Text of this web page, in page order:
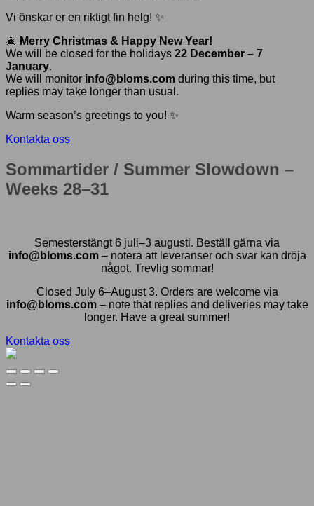
Vi önskar er en riktigt fin helg! ✨
🎄 Merry Christmas & Happy New Year!
We will be closed for the holidays 22 December – 7
January.
We will monitor info@bloms.com during this time, but
replies may take longer than usual.
Warm season’s greetings to you! ✨
Kontakta oss
Sommartider / Summer Slowdown –
Weeks 28–31
Semesterstängt 6 juli–3 augusti. Beställ gärna via
info@bloms.com– notera att leveranser och svar kan dröja
något. Trevlig sommar!
Closed July 6–August 3. Orders are welcome via
info@bloms.com– note that replies and deliveries may take
longer. Have a great summer!
Kontakta oss